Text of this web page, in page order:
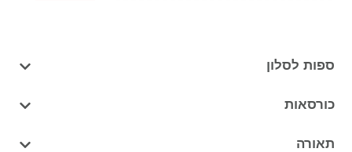
ספות לסלון
כורסאות
תאורה